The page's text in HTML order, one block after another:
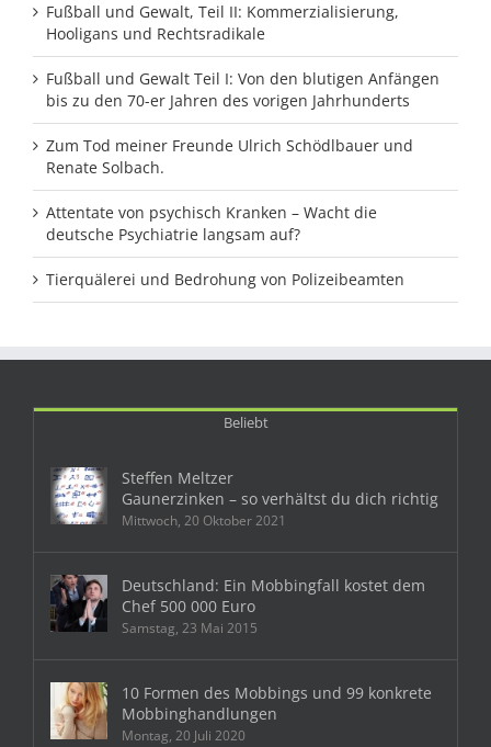
Fußball und Gewalt, Teil II: Kommerzialisierung,
Hooligans und Rechtsradikale
Fußball und Gewalt Teil I: Von den blutigen Anfängen
bis zu den 70-er Jahren des vorigen Jahrhunderts
Zum Tod meiner Freunde Ulrich Schödlbauer und
Renate Solbach.
Attentate von psychisch Kranken – Wacht die
deutsche Psychiatrie langsam auf?
Tierquälerei und Bedrohung von Polizeibeamten
Beliebt
Steffen Meltzer
Gaunerzinken – so verhältst du dich richtig
Mittwoch, 20 Oktober 2021
Deutschland: Ein Mobbingfall kostet dem
Chef 500 000 Euro
Samstag, 23 Mai 2015
10 Formen des Mobbings und 99 konkrete
Mobbinghandlungen
Montag, 20 Juli 2020